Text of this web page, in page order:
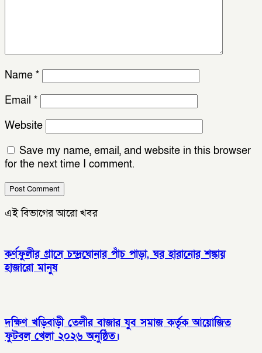
Name *
Email *
Website
Save my name, email, and website in this browser
for the next time I comment.
এই বিভাগের আরো খবর
কর্ণফুলীর গ্রাসে চন্দ্রঘোনার পাঁচ পাড়া, ঘর হারানোর শঙ্কায়
হাজারো মানুষ
দক্ষিণ খড়িবাড়ী তেলীর বাজার যুব সমাজ কর্তৃক আয়োজিত
ফুটবল খেলা ২০২৬ অনুষ্ঠিত।